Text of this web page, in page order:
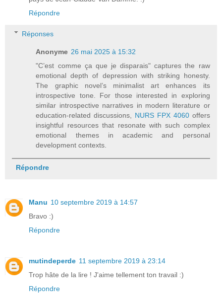
Répondre
Réponses
Anonyme 26 mai 2025 à 15:32
"C’est comme ça que je disparais" captures the raw
emotional depth of depression with striking honesty.
The graphic novel’s minimalist art enhances its
introspective tone. For those interested in exploring
similar introspective narratives in modern literature or
education-related discussions, NURS FPX 4060 offers
insightful resources that resonate with such complex
emotional themes in academic and personal
development contexts.
Répondre
Manu 10 septembre 2019 à 14:57
Bravo :)
Répondre
mutindeperde 11 septembre 2019 à 23:14
Trop hâte de la lire ! J'aime tellement ton travail :)
Répondre